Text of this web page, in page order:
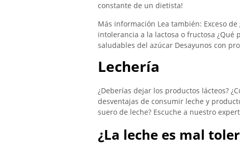
constante de un dietista!
Más información Lea también: Exceso
intolerancia a la lactosa o fructosa ¿Qué
saludables del azúcar Desayunos con
Lechería
¿Deberías dejar los productos lácteos?
desventajas de consumir leche y
suero de leche? Escuche a nuestro
¿La leche es mal